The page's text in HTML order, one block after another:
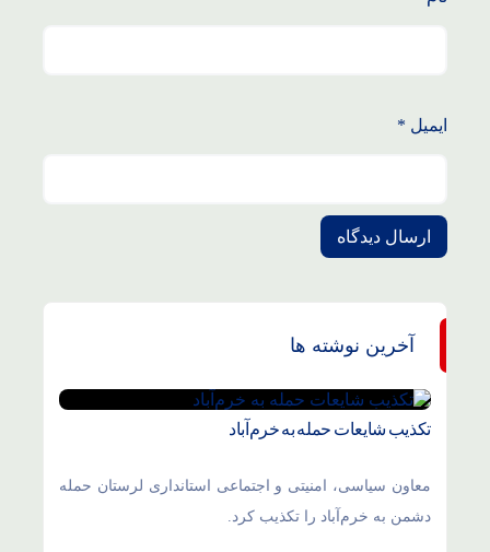
ایمیل *
آخرین نوشته ها
تکذیب شایعات حمله به خرم‌آباد
معاون سیاسی، امنیتی و اجتماعی استانداری لرستان حمله
دشمن به خرم‌آباد را تکذیب کرد.